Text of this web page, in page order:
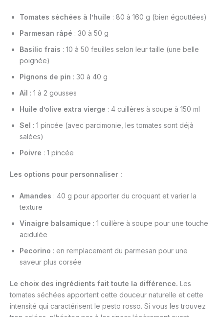
Tomates séchées à l’huile : 80 à 160 g (bien égouttées)
Parmesan râpé : 30 à 50 g
Basilic frais : 10 à 50 feuilles selon leur taille (une belle
poignée)
Pignons de pin : 30 à 40 g
Ail : 1 à 2 gousses
Huile d’olive extra vierge : 4 cuillères à soupe à 150 ml
Sel : 1 pincée (avec parcimonie, les tomates sont déjà
salées)
Poivre : 1 pincée
Les options pour personnaliser :
Amandes : 40 g pour apporter du croquant et varier la
texture
Vinaigre balsamique : 1 cuillère à soupe pour une touche
acidulée
Pecorino : en remplacement du parmesan pour une
saveur plus corsée
Le choix des ingrédients fait toute la différence. Les
tomates séchées apportent cette douceur naturelle et cette
intensité qui caractérisent le pesto rosso. Si vous les trouvez